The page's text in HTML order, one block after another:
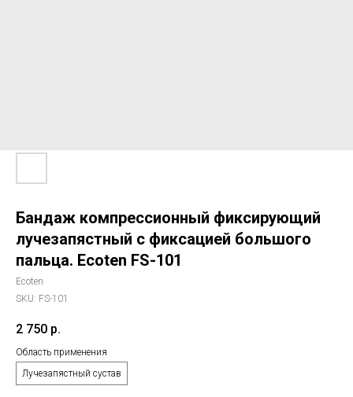
Бандаж компрессионный фиксирующий
лучезапястный с фиксацией большого
пальца. Ecoten FS-101
Ecoten
SKU: FS-101
2 750 р.
Область применения
Лучезапястный сустав